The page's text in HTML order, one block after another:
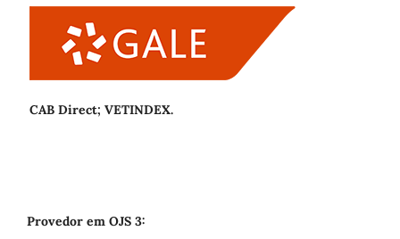
CAB Direct; VETINDEX.
Provedor em OJS 3: